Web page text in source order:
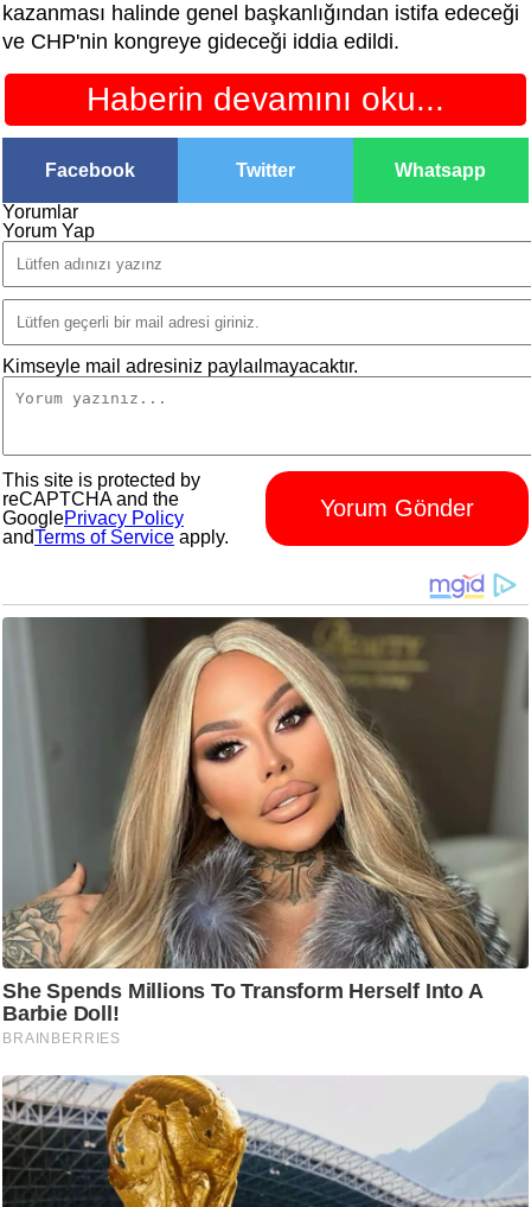
kazanması halinde genel başkanlığından istifa edeceği
ve CHP'nin kongreye gideceği iddia edildi.
Haberin devamını oku...
Facebook Twitter Whatsapp
Yorumlar
Yorum Yap
Kimseyle mail adresiniz paylaılmayacaktır.
Yorum Gönder
This site is protected by
reCAPTCHA and the
GooglePrivacy Policy
andTerms of Service apply.